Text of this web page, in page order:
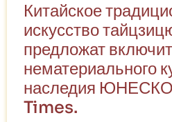
Китайское
искусство
предложат
нематериального
наследия
Times.